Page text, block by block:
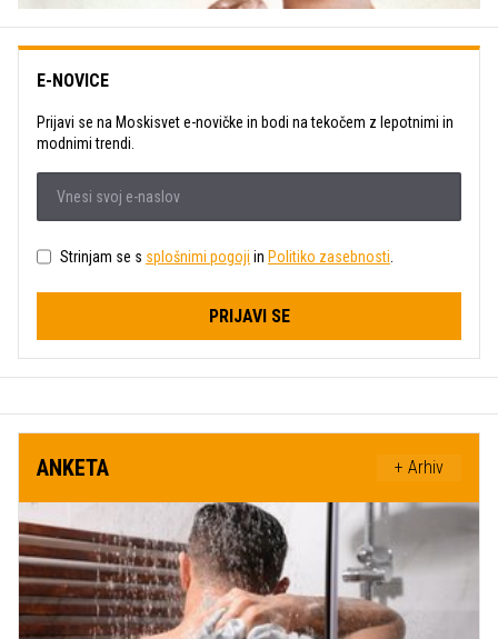
E-NOVICE
Prijavi se na Moskisvet e-novičke in bodi na tekočem z lepotnimi in
modnimi trendi.
Strinjam se s splošnimi pogoji in Politiko zasebnosti
PRIJAVI SE
ANKETA + Arhiv